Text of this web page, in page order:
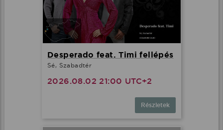
Desperado feat. Timi fellépés
Sé, Szabadtér
2026.08.02 21:00 UTC+2
Részletek